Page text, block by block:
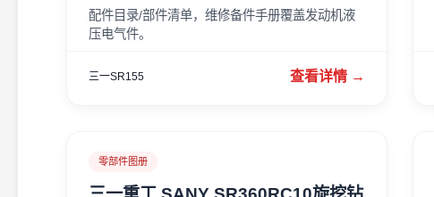
配件目录/部件清单，维修备件手册覆盖发动机液
压电气件。
三一SR155 查看详情 →
零部件图册